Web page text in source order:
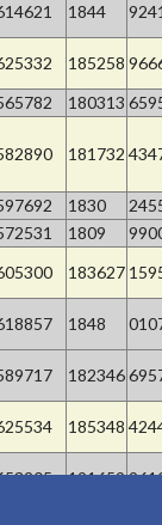
1844
185258
180313
181732
1830
1809
183627
1848
182346
185348
191659